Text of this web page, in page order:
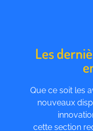
Les
Que ce soit les
nouveaux
cette section